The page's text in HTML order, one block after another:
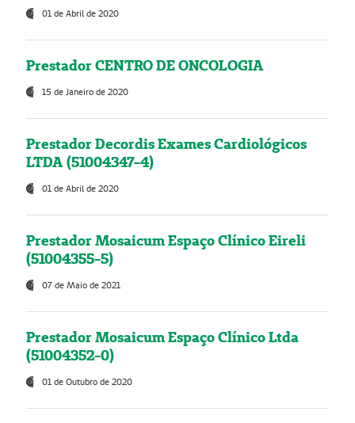
01 de Abril de 2020
Prestador CENTRO DE ONCOLOGIA
15 de Janeiro de 2020
Prestador Decordis Exames Cardiológicos
LTDA (51004347-4)
01 de Abril de 2020
Prestador Mosaicum Espaço Clínico Eireli
(51004355-5)
07 de Maio de 2021
Prestador Mosaicum Espaço Clínico Ltda
(51004352-0)
01 de Outubro de 2020